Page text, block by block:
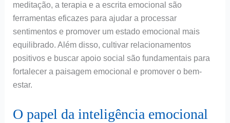
meditação, a terapia e a escrita emocional são
ferramentas eficazes para ajudar a processar
sentimentos e promover um estado emocional mais
equilibrado. Além disso, cultivar relacionamentos
positivos e buscar apoio social são fundamentais para
fortalecer a paisagem emocional e promover o bem-
estar.
O papel da inteligência emocional